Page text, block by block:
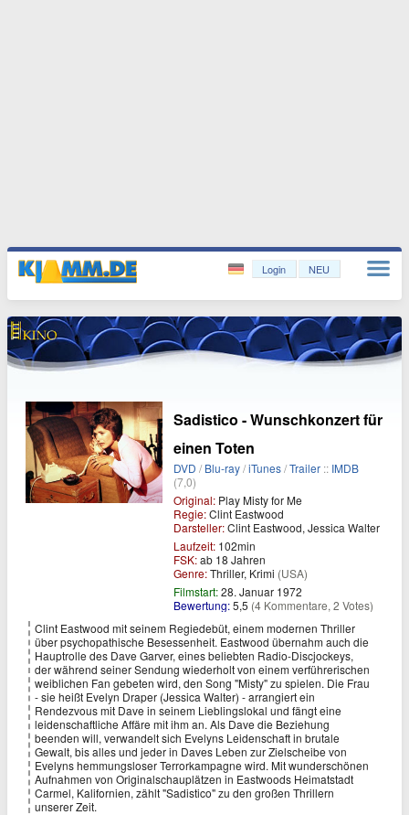
Login NEU
Sadistico - Wunschkonzert für
einen Toten
DVD /Blu-ray/iTunes/Trailer :: IMDB
(7,0)
Original: Play Misty for Me
Regie:Clint Eastwood
Darsteller:Clint Eastwood, Jessica Walter
Laufzeit: 102min
FSK:ab 18 Jahren
Genre:Thriller, Krimi (USA)
Filmstart:28. Januar 1972
Bewertung:5,5 (4 Kommentare, 2 Votes)
Clint Eastwood mit seinem Regiedebüt, einem modernen Thriller
über psychopathische Besessenheit. Eastwood übernahm auch die
Hauptrolle des Dave Garver, eines beliebten Radio-Discjockeys,
der während seiner Sendung wiederholt von einem verführerischen
weiblichen Fan gebeten wird, den Song "Misty" zu spielen. Die Frau
- sie heißt Evelyn Draper (Jessica Walter) - arrangiert ein
Rendezvous mit Dave in seinem Lieblingslokal und fängt eine
leidenschaftliche Affäre mit ihm an. Als Dave die Beziehung
beenden will, verwandelt sich Evelyns Leidenschaft in brutale
Gewalt, bis alles und jeder in Daves Leben zur Zielscheibe von
Evelyns hemmungsloser Terrorkampagne wird. Mit wunderschönen
Aufnahmen von Originalschauplätzen in Eastwoods Heimatstadt
Carmel, Kalifornien, zählt "Sadistico" zu den großen Thrillern
unserer Zeit.